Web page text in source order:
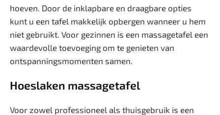
hoeven. Door de inklapbare en draagbare opties
kunt u een tafel makkelijk opbergen wanneer u hem
niet gebruikt. Voor gezinnen is een massagetafel een
waardevolle toevoeging om te genieten van
ontspanningsmomenten samen.
Hoeslaken massagetafel
Voor zowel professioneel als thuisgebruik is een